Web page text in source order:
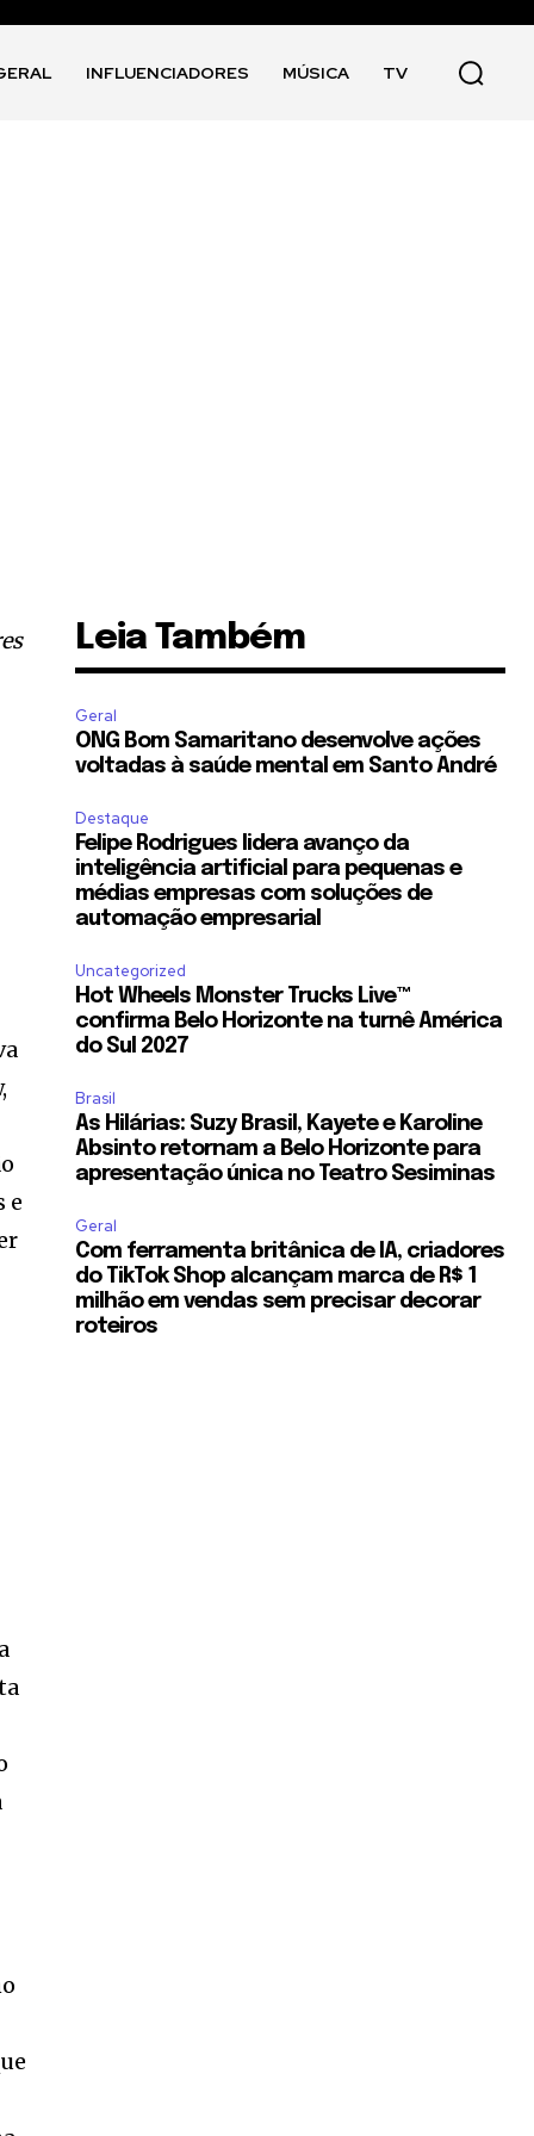
INFLUENCIADORES MÚSICA TV
e
Leia Também
Geral
ONG Bom Samaritano desenvolve ações
voltadas à saúde mental em Santo André
Destaque
Felipe Rodrigues lidera avanço da
inteligência artificial para pequenas e
médias empresas com soluções de
automação empresarial
Uncategorized
Hot Wheels Monster Trucks Live™
confirma Belo Horizonte na turnê América
do Sul 2027
Brasil
As Hilárias: Suzy Brasil, Kayete e Karoline
Absinto retornam a Belo Horizonte para
apresentação única no Teatro Sesiminas
Geral
Com ferramenta britânica de IA, criadores
do TikTok Shop alcançam marca de R$ 1
milhão em vendas sem precisar decorar
roteiros